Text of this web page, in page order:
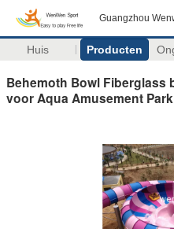
Guangzhou
Huis Producten
Behemoth Bowl Fiberglass
voor Aqua Amusement Park